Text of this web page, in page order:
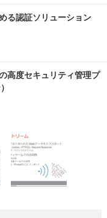
る認証ソリューション
高度セキュリティ管理プ